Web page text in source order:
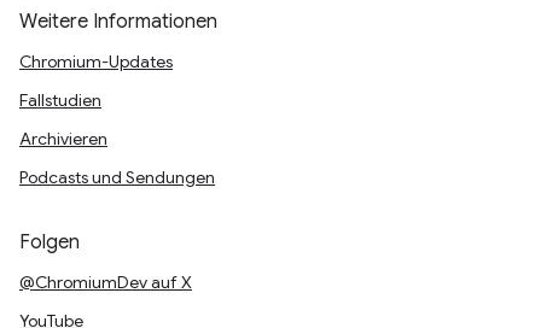
Weitere Informationen
Chromium-Updates
Fallstudien
Archivieren
Podcasts und Sendungen
Folgen
@ChromiumDev auf X
YouTube